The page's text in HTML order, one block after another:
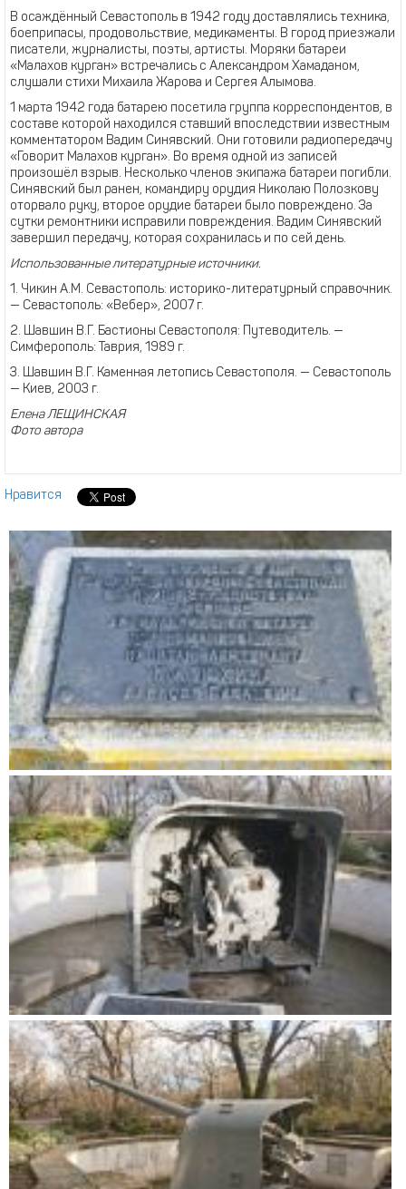
В осаждённый Севастополь в 1942 году доставлялись техника,
боеприпасы, продовольствие, медикаменты. В город приезжали
писатели, журналисты, поэты, артисты. Моряки батареи
«Малахов курган» встречались с Александром Хамаданом,
слушали стихи Михаила Жарова и Сергея Алымова.
1 марта 1942 года батарею посетила группа корреспондентов, в
составе которой находился ставший впоследствии известным
комментатором Вадим Синявский. Они готовили радиопередачу
«Говорит Малахов курган». Во время одной из записей
произошёл взрыв. Несколько членов экипажа батареи погибли.
Синявский был ранен, командиру орудия Николаю Полозкову
оторвало руку, второе орудие батареи было повреждено. За
сутки ремонтники исправили повреждения. Вадим Синявский
завершил передачу, которая сохранилась и по сей день.
Использованные литературные источники.
1. Чикин А.М. Севастополь: историко-литературный справочник.
— Севастополь: «Вебер», 2007 г.
2. Шавшин В.Г. Бастионы Севастополя: Путеводитель. —
Симферополь: Таврия, 1989 г.
3. Шавшин В.Г. Каменная летопись Севастополя. — Севастополь
— Киев, 2003 г.
Елена ЛЕЩИНСКАЯ
Фото автора
Нравится